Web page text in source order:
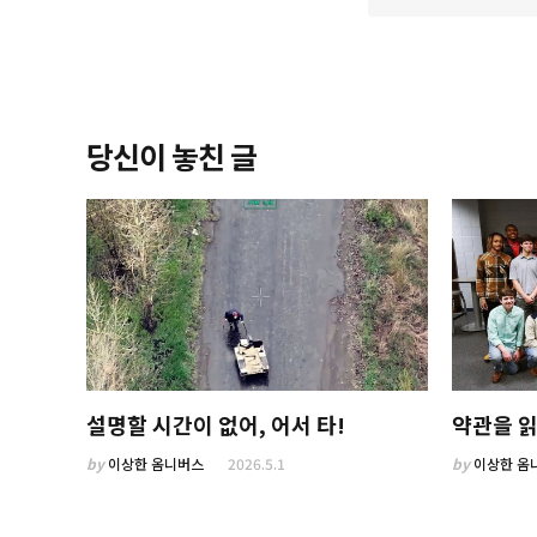
당신이 놓친 글
설명할 시간이 없어, 어서 타!
by이상한 옴니버스 2026.5.1
약관을
by이상한 옴